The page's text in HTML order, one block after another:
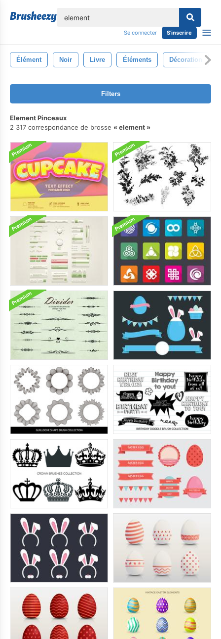
Se connecter S'inscrire
Élément Noir Livre Éléments Décoration
Filters
Element Pinceaux
2 317 correspondance de brosse
element